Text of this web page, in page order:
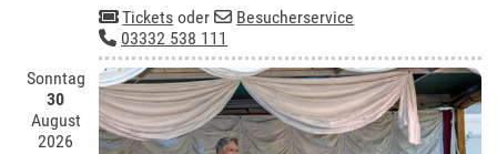
Tickets oder
Besucherservice
03332 538 111
Sonntag
30
August
2026